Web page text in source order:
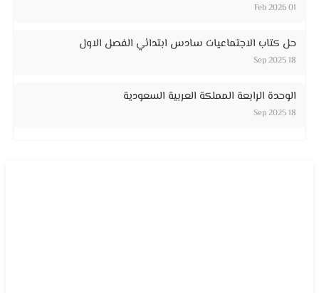
01 Feb 2026
حل كتاب الاجتماعيات سادس ابتدائي الفصل الاول
18 Sep 2025
الوحدة الرابعة المملكة العربية السعودية
18 Sep 2025